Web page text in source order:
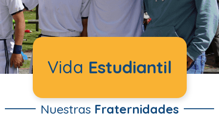
Vida Estudiantil
Nuestras Fraternidades